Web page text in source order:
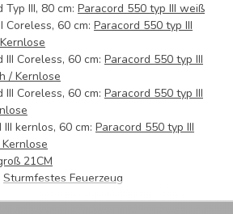
III, 80 cm: Paracord 550 typ III weiß
Coreless, 60 cm: Paracord 550 typ III
Coreless, 60 cm: Paracord 550 typ III
/ Kernlose
Coreless, 60 cm: Paracord 550 typ III
kernlos, 60 cm: Paracord 550 typ III
21CM
Sturmfestes Feuerzeug